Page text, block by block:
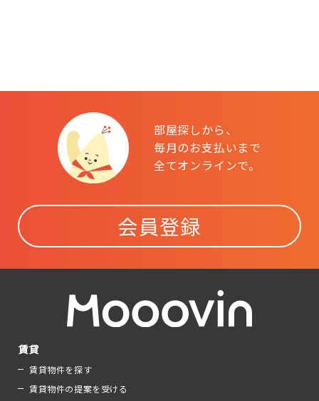
部屋探しから、
毎月のお支払いまで
全てオンラインで。
会員登録
賃貸
賃貸物件を探す
賃貸物件の提案を受ける